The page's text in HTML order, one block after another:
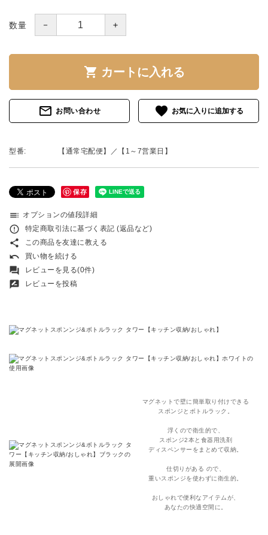
数量 － ＋
shopping_cart カートに入れる
mail_outline お問い合わせ favorite
型番: 【通常宅配便】／【1～7営業日】
保存
toc オプションの値段詳細
error_outline 特定商取引法に基づく表記 (返品など)
share この商品を友達に教える
undo 買い物を続ける
forum レビューを見る(0件)
rate_review レビューを投稿
マグネットで壁に簡単取り付けできる
スポンジとボトルラック。
浮くので衛生的で、
スポンジ2本と食器用洗剤
ディスペンサーをまとめて収納。
仕切りがある ので、
重いスポンジを使わずに衛生的。
おしゃれで便利なアイテムが、
あなたの快適空間に。